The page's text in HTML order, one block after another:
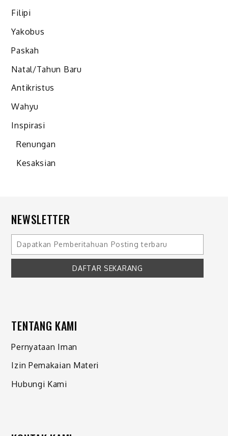
Filipi
Yakobus
Paskah
Natal/Tahun Baru
Antikristus
Wahyu
Inspirasi
Renungan
Kesaksian
NEWSLETTER
TENTANG KAMI
Pernyataan Iman
Izin Pemakaian Materi
Hubungi Kami